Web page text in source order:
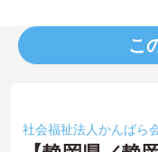
こ
社会福祉法人かんば